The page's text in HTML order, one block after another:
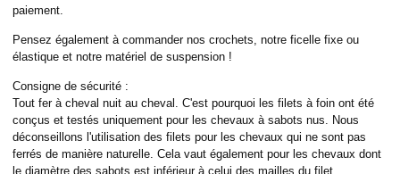
paiement.
Pensez également à commander nos crochets, notre ficelle fixe ou
élastique et notre matériel de suspension !
Consigne de sécurité :
Tout fer à cheval nuit au cheval. C'est pourquoi les filets à foin ont été
conçus et testés uniquement pour les chevaux à sabots nus. Nous
déconseillons l'utilisation des filets pour les chevaux qui ne sont pas
ferrés de manière naturelle. Cela vaut également pour les chevaux dont
le diamètre des sabots est inférieur à celui des mailles du filet.